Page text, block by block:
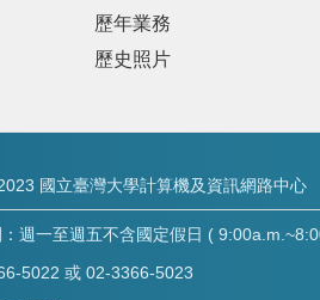
歷年業務
歷史照片
國立臺灣大學計算機及資訊網路中心
週一至週五不含國定假日 (
5022 或 02-3366-5023